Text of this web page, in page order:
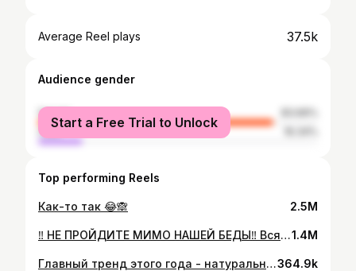
Average Reel plays 37.5k
Audience gender
female
male
Start a Free Trial to Unlock
Top performing Reels
Как-то так 😂🙈 2.5M
‼️ НЕ ПРОЙДИТЕ МИМО НАШЕЙ БЕДЫ‼️ Вся моя поддержка это ВЫ🫂 Вся надежда на Вас 🤲🏽 ⚠️Неделю назад моему младшему сыну Батыру, поставили страшный диагноз: Опухоль ВИЛЬМСА (НЕФРОБЛАСТОМА) 💔 Сразу, как узнали о болезни, прилетели в Стамбул. Лечение мы будем проходить здесь. СУММА на лечение оказалось нам не под силу. И я прошу у всех не пройти мимо нашей беды.🤲🏽 ✅Реквизиты: ‼️Каспи Голд (мама Бибинур К.) 8 705 107 30 36 4400 4301 6956 9776 ‼️ Халык (мама Бибинур К.) 8 705 107 30 36 4403 0351 0048 9298 #аджибадемтурция #нефробластомаправойпочки #нефробластома #онкология #детскаяонкология #вильмс #опухольвильмса #рак #ракдурак1.4M
Главный тренд этого года - натуральность и естественность 💜364.9k